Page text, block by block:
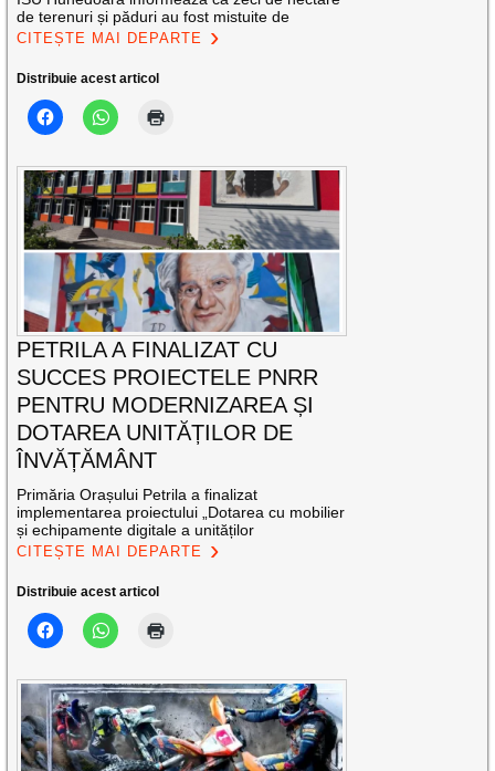
de terenuri și păduri au fost mistuite de
CITEȘTE MAI DEPARTE
Distribuie acest articol
PETRILA A FINALIZAT CU
SUCCES PROIECTELE PNRR
PENTRU MODERNIZAREA ȘI
DOTAREA UNITĂȚILOR DE
ÎNVĂȚĂMÂNT
Primăria Orașului Petrila a finalizat
implementarea proiectului „Dotarea cu mobilier
și echipamente digitale a unităților
CITEȘTE MAI DEPARTE
Distribuie acest articol